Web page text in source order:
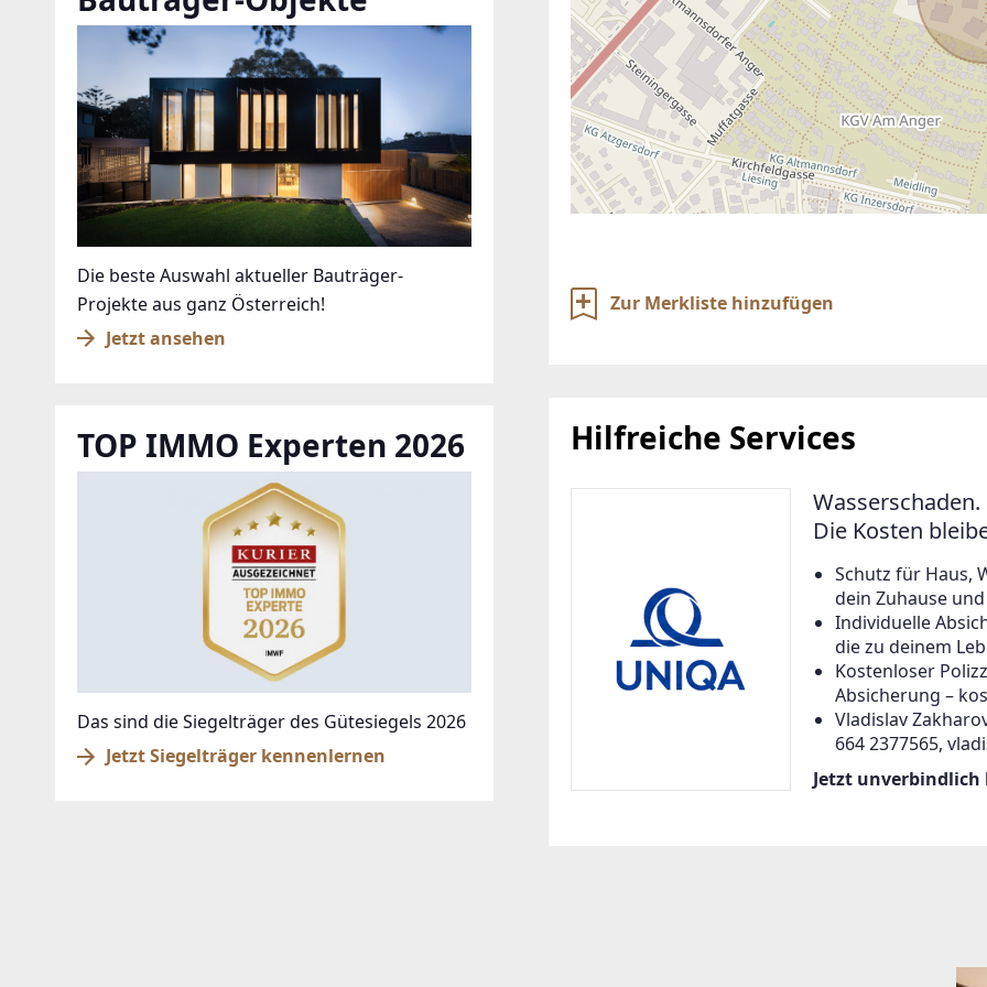
Zur Merkliste hinzufügen
Hilfreiche Services
Die Kosten
Schutz für Haus,
dein Zuhause
Individuelle
die zu deinem
Kostenloser
Absicherung –
Vladislav
664 2377565,
Jetzt unverbindlich
Die beste Auswahl aktueller Bauträger-
Projekte aus ganz Österreich!
Jetzt ansehen
TOP IMMO Experten 2026
Das sind die Siegelträger des Gütesiegels 2026
Jetzt Siegelträger kennenlernen